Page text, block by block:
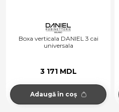
Boxa verticala DANIEL 3 cai
universala
3 171 MDL
Adaugă în coș